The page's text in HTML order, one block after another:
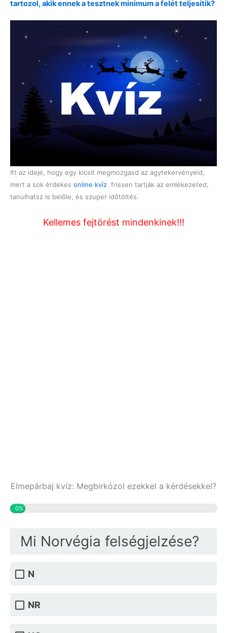
tartozol, akik ennek a tesztnek minimum a felét teljesítik?
Itt az ideje, hogy egy kicsit megmozgasd az agytekervényeid,
mert a sok érdekes online kvíz frissen tartják az emlékezeted,
tanulhatsz is belőle, és szuper időtöltés.
Kellemes fejtörést mindenkinek!!!
Elmepárbaj kvíz: Megbirkózol ezekkel a kérdésekkel?
0%
Mi Norvégia felségjelzése?
N
NR